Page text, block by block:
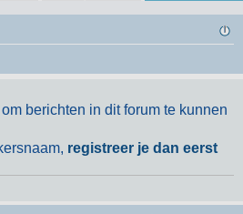
berichten in dit forum te kunnen
registreer je dan eerst